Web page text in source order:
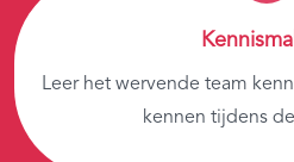
Leer het wervende team
kennen tijdens